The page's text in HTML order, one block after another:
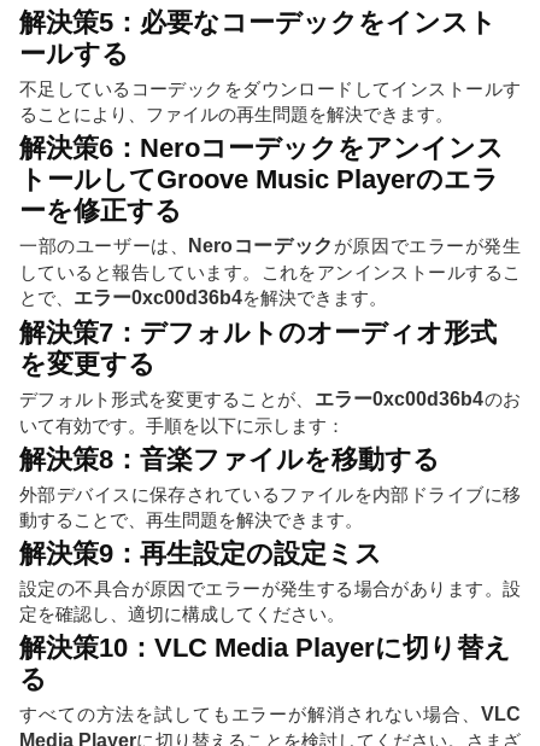
解決策5：必要なコーデックをインスト
ールする
不足しているコーデックをダウンロードしてインストールす
ることにより、ファイルの再生問題を解決できます。
解決策6：Neroコーデックをアンインス
トールしてGroove Music Playerのエラ
ーを修正する
一部のユーザーは、 Neroコーデック が原因でエラーが発生
していると報告しています。これをアンインストールするこ
とで、 エラー0xc00d36b4を解決できます。
解決策7：デフォルトのオーディオ形式
を変更する
デフォルト形式を変更することが、 エラー0xc00d36b4のお
いて有効です。手順を以下に示します：
解決策8：音楽ファイルを移動する
外部デバイスに保存されているファイルを内部ドライブに移
動することで、再生問題を解決できます。
解決策9：再生設定の設定ミス
設定の不具合が原因でエラーが発生する場合があります。設
定を確認し、適切に構成してください。
解決策10：VLC Media Playerに切り替え
る
すべての方法を試してもエラーが解消されない場合、 VLC
Media Playerに切り替えることを検討してください。さまざ